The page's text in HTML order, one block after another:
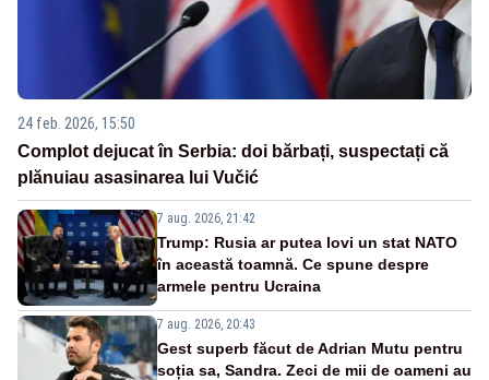
24 feb. 2026, 15:50
Complot dejucat în Serbia: doi bărbați, suspectați că
plănuiau asasinarea lui Vučić
7 aug. 2026, 21:42
Trump: Rusia ar putea lovi un stat NATO
în această toamnă. Ce spune despre
armele pentru Ucraina
7 aug. 2026, 20:43
Gest superb făcut de Adrian Mutu pentru
soția sa, Sandra. Zeci de mii de oameni au